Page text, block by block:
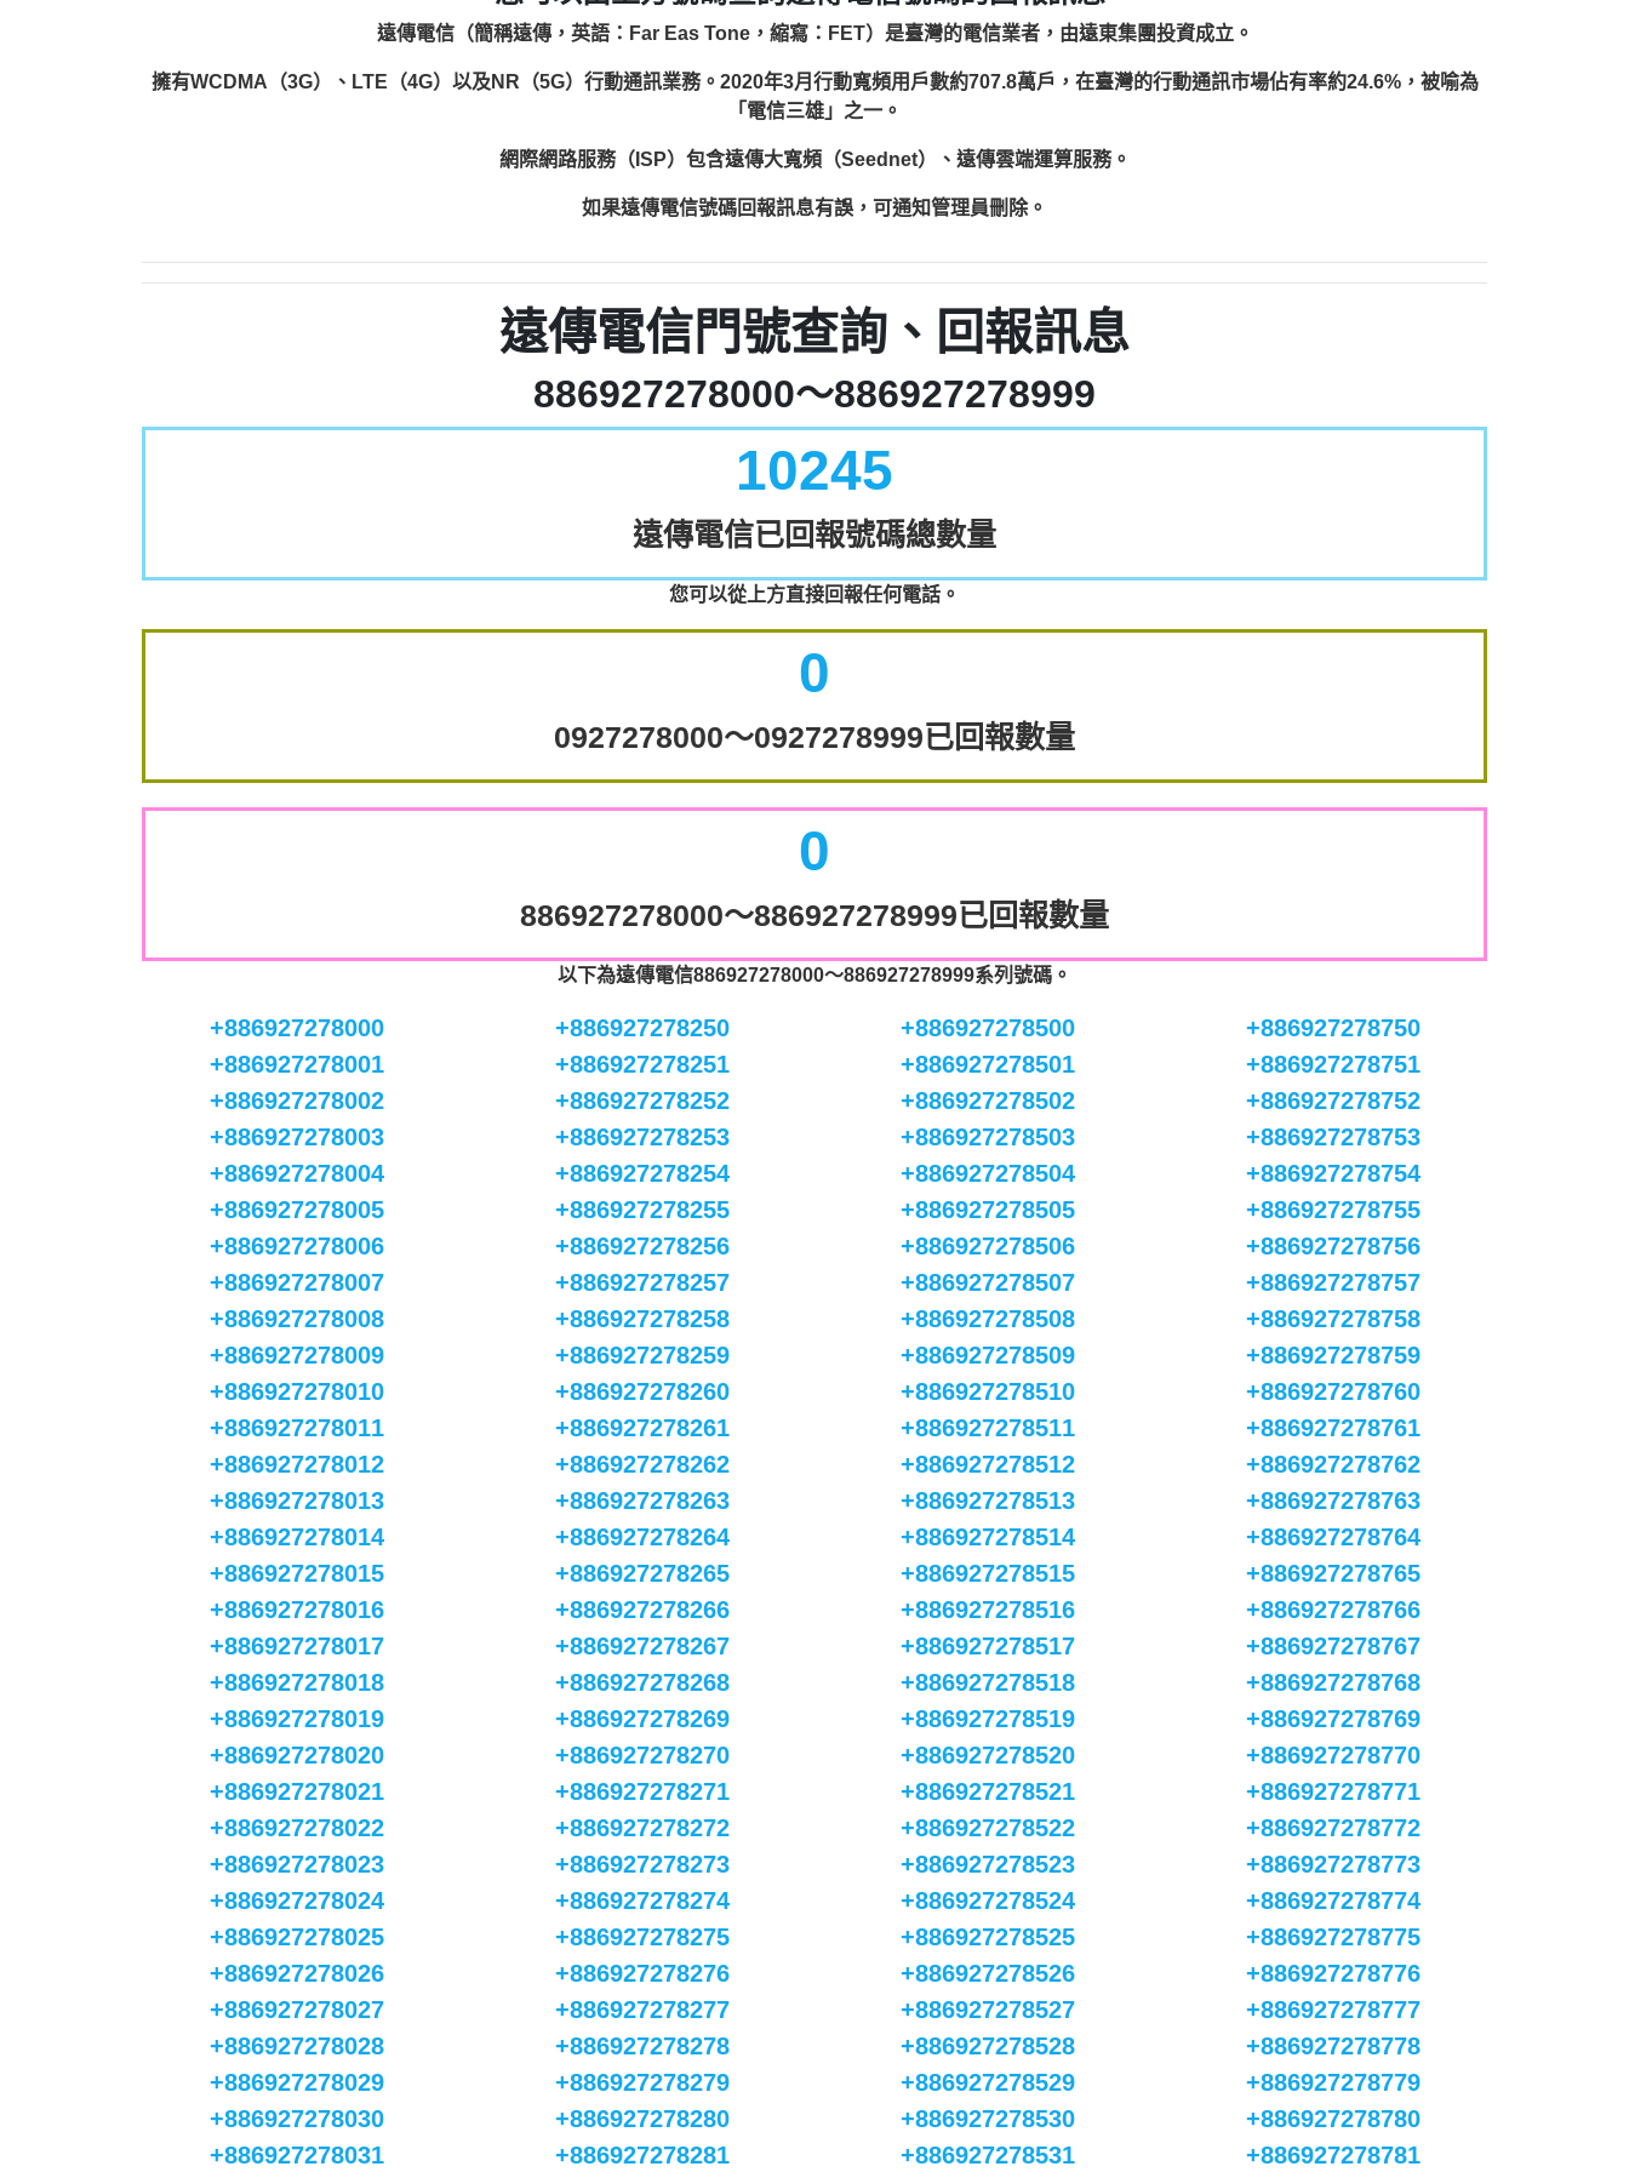
遠傳電信（簡稱遠傳，英語：Far Eas Tone，縮寫：FET）是臺灣的電信業者，由遠東集團投資成立。
擁有WCDMA（3G）、LTE（4G）以及NR（5G）行動通訊業務。2020年3月行動寬頻用戶數約707.8萬戶，在臺灣的行動通訊市場佔有率約24.6%，被喻為
「電信三雄」之一。
網際網路服務（ISP）包含遠傳大寬頻（Seednet）、遠傳雲端運算服務。
如果遠傳電信號碼回報訊息有誤，可通知管理員刪除。
遠傳電信門號查詢、回報訊息
886927278000～886927278999
10245
遠傳電信已回報號碼總數量
您可以從上方直接回報任何電話。
0
0927278000～0927278999已回報數量
0
886927278000～886927278999已回報數量
以下為遠傳電信886927278000～886927278999系列號碼。
+886927278000
+886927278001
+886927278002
+886927278003
+886927278004
+886927278005
+886927278006
+886927278007
+886927278008
+886927278009
+886927278010
+886927278011
+886927278012
+886927278013
+886927278014
+886927278015
+886927278016
+886927278017
+886927278018
+886927278019
+886927278020
+886927278021
+886927278022
+886927278023
+886927278024
+886927278025
+886927278026
+886927278027
+886927278028
+886927278029
+886927278030
+886927278031
+886927278250
+886927278251
+886927278252
+886927278253
+886927278254
+886927278255
+886927278256
+886927278257
+886927278258
+886927278259
+886927278260
+886927278261
+886927278262
+886927278263
+886927278264
+886927278265
+886927278266
+886927278267
+886927278268
+886927278269
+886927278270
+886927278271
+886927278272
+886927278273
+886927278274
+886927278275
+886927278276
+886927278277
+886927278278
+886927278279
+886927278280
+886927278281
+886927278500
+886927278501
+886927278502
+886927278503
+886927278504
+886927278505
+886927278506
+886927278507
+886927278508
+886927278509
+886927278510
+886927278511
+886927278512
+886927278513
+886927278514
+886927278515
+886927278516
+886927278517
+886927278518
+886927278519
+886927278520
+886927278521
+886927278522
+886927278523
+886927278524
+886927278525
+886927278526
+886927278527
+886927278528
+886927278529
+886927278530
+886927278531
+886927278750
+886927278751
+886927278752
+886927278753
+886927278754
+886927278755
+886927278756
+886927278757
+886927278758
+886927278759
+886927278760
+886927278761
+886927278762
+886927278763
+886927278764
+886927278765
+886927278766
+886927278767
+886927278768
+886927278769
+886927278770
+886927278771
+886927278772
+886927278773
+886927278774
+886927278775
+886927278776
+886927278777
+886927278778
+886927278779
+886927278780
+886927278781